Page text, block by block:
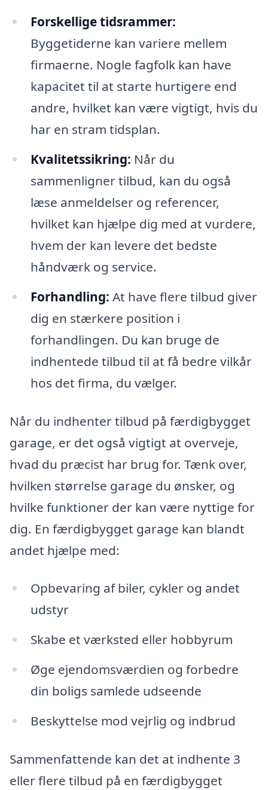
Forskellige tidsrammer:
Byggetiderne kan variere mellem
firmaerne. Nogle fagfolk kan have
kapacitet til at starte hurtigere end
andre, hvilket kan være vigtigt, hvis du
har en stram tidsplan.
Kvalitetssikring: Når du
sammenligner tilbud, kan du også
læse anmeldelser og referencer,
hvilket kan hjælpe dig med at vurdere,
hvem der kan levere det bedste
håndværk og service.
Forhandling: At have flere tilbud giver
dig en stærkere position i
forhandlingen. Du kan bruge de
indhentede tilbud til at få bedre vilkår
hos det firma, du vælger.
Når du indhenter tilbud på færdigbygget
garage, er det også vigtigt at overveje,
hvad du præcist har brug for. Tænk over,
hvilken størrelse garage du ønsker, og
hvilke funktioner der kan være nyttige for
dig. En færdigbygget garage kan blandt
andet hjælpe med:
Opbevaring af biler, cykler og andet
udstyr
Skabe et værksted eller hobbyrum
Øge ejendomsværdien og forbedre
din boligs samlede udseende
Beskyttelse mod vejrlig og indbrud
Sammenfattende kan det at indhente 3
eller flere tilbud på en færdigbygget